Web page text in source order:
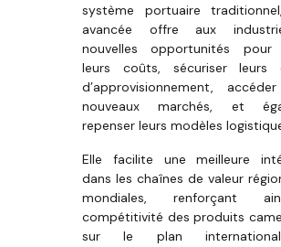
système portuaire
avancée offre aux
nouvelles opportunités pour
leurs coûts, sécuriser leurs
d’approvisionnement,
nouveaux marchés, et
repenser leurs modèles
Elle facilite une meilleure
dans les chaînes de valeur
mondiales, renforçant
compétitivité des produits
sur le plan